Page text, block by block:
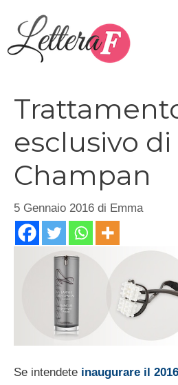
contenuto
esclusivo di
Champan
5 Gennaio 2016 di Emma
Se intendete inaugurare il 2016